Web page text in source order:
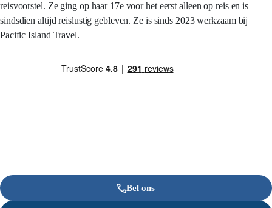
reisvoorstel. Ze ging op haar 17e voor het eerst alleen op reis en is
sindsdien altijd reislustig gebleven. Ze is sinds 2023 werkzaam bij
Pacific Island Travel.
Bel ons